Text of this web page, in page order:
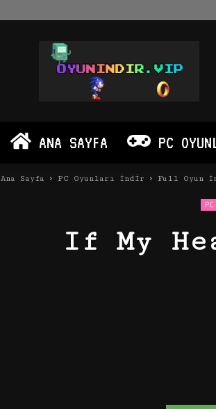
Oyun
İndir
PC
Android
ANA SAYFA PC
Ana Sayfa PC Oyunları İndir Full Oyun
If My